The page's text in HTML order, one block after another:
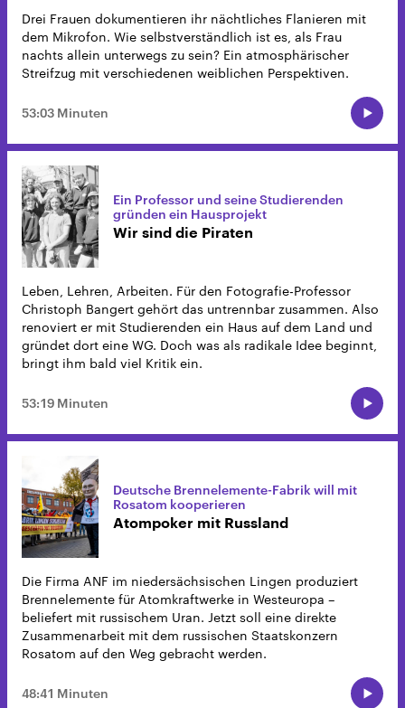
Drei Frauen dokumentieren ihr nächtliches Flanieren mit
dem Mikrofon. Wie selbstverständlich ist es, als Frau
nachts allein unterwegs zu sein? Ein atmosphärischer
Streifzug mit verschiedenen weiblichen Perspektiven.
53:03 Minuten
Ein Professor und seine Studierenden
gründen ein Hausprojekt
Wir sind die Piraten
Leben, Lehren, Arbeiten. Für den Fotografie-Professor
Christoph Bangert gehört das untrennbar zusammen. Also
renoviert er mit Studierenden ein Haus auf dem Land und
gründet dort eine WG. Doch was als radikale Idee beginnt,
bringt ihm bald viel Kritik ein.
53:19 Minuten
Deutsche Brennelemente-Fabrik will mit
Rosatom kooperieren
Atompoker mit Russland
Die Firma ANF im niedersächsischen Lingen produziert
Brennelemente für Atomkraftwerke in Westeuropa –
beliefert mit russischem Uran. Jetzt soll eine direkte
Zusammenarbeit mit dem russischen Staatskonzern
Rosatom auf den Weg gebracht werden.
48:41 Minuten